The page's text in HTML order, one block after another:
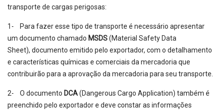
transporte de cargas perigosas:
1- Para fazer esse tipo de transporte é necessário apresentar
um documento chamado MSDS(Material Safety Data
Sheet), documento emitido pelo exportador, com o detalhamento
e características químicas e comerciais da mercadoria que
contribuirão para a aprovação da mercadoria para seu transporte.
2- O documento DCA(Dangerous Cargo Application) também é
preenchido pelo exportador e deve constar as informações